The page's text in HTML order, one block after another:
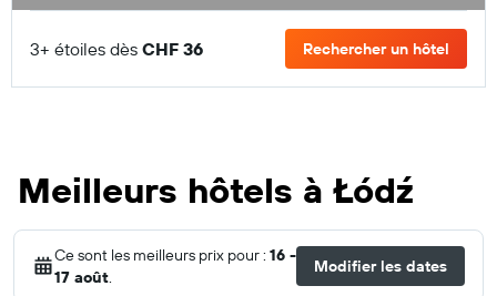
3+ étoiles dès CHF 36 Rechercher un hôtel
Meilleurs hôtels à Łódź
Ce sont les meilleurs prix pour : 16 -
17 août
Modifier les dates